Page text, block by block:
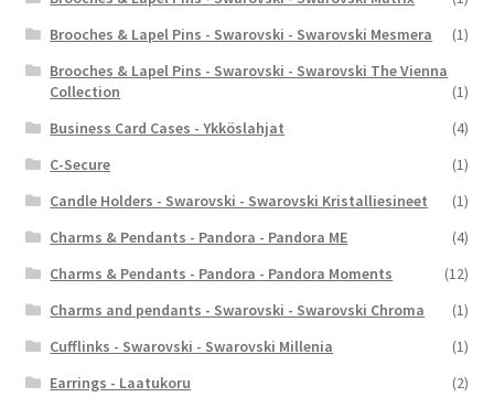
Brooches & Lapel Pins - Swarovski - Swarovski Mesmera
(1)
Brooches & Lapel Pins - Swarovski - Swarovski The Vienna
Collection
(1)
Business Card Cases - Ykköslahjat
(4)
C-Secure
(1)
Candle Holders - Swarovski - Swarovski Kristalliesineet
(1)
Charms & Pendants - Pandora - Pandora ME
(4)
Charms & Pendants - Pandora - Pandora Moments
(12)
Charms and pendants - Swarovski - Swarovski Chroma
(1)
Cufflinks - Swarovski - Swarovski Millenia
(1)
Earrings - Laatukoru
(2)